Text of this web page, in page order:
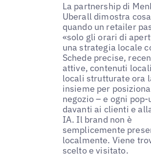
La partnership di
Uberall dimostra
quando un retailer
«solo gli orari di
una strategia locale
Schede precise,
attive, contenuti
locali strutturate ora
insieme per
negozio – e ogni pop-
davanti ai clienti e
IA. Il brand non è
semplicemente
localmente. Viene
scelto e visitato.